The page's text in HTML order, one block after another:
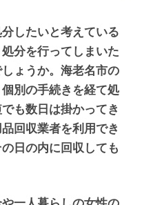
したいと考えている
分を行ってしまいた
ょうか。海老名市の
別の手続きを経て処
も数日は掛かってき
回収業者を利用でき
日の内に回収しても